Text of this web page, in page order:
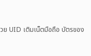
ย UID เติมเน็ตมือถือ บัตรของ